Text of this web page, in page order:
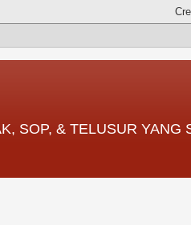
SOP, & TELUSUR YANG